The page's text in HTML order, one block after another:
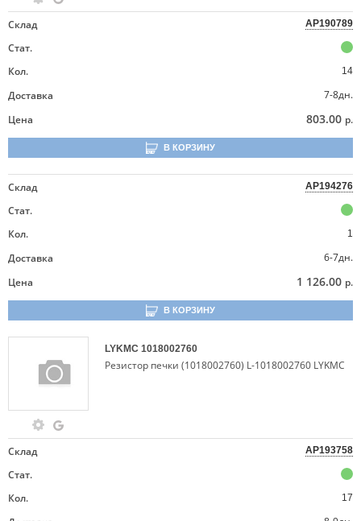
Склад AP190789
Стат.
Кол.
14
Доставка
7-8дн.
Цена
803.00 р.
В КОРЗИНУ
Склад AP194276
Стат.
Кол.
1
Доставка
6-7дн.
Цена
1 126.00 р.
В КОРЗИНУ
LYKMC 1018002760
Резистор печки (1018002760) L-1018002760 LYKMC
Склад AP193758
Стат.
Кол.
17